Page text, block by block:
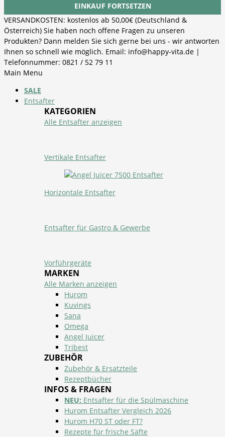
EINKAUF FORTSETZEN
VERSANDKOSTEN: kostenlos ab 50,00€ (Deutschland &
Österreich) Sie haben noch offene Fragen zu unseren
Produkten? Dann melden Sie sich gerne bei uns - wir antworten
Ihnen so schnell wie möglich. Email: info@happy-vita.de |
Telefonnummer: 0821 / 52 79 11
Main Menu
SALE
Entsafter
KATEGORIEN
Alle Entsafter anzeigen
Vertikale Entsafter
Horizontale Entsafter
Entsafter für Gastro & Gewerbe
Vorführgeräte
MARKEN
Alle Marken anzeigen
Hurom
Kuvings
Sana
Omega
Angel Juicer
Tribest
ZUBEHÖR
Zubehör & Ersatzteile
Rezeptbücher
INFOS & FRAGEN
NEU: Entsafter für die Spülmaschine
Hurom Entsafter Vergleich 2026
Hurom H70 ST oder FT?
Rezepte für frische Säfte